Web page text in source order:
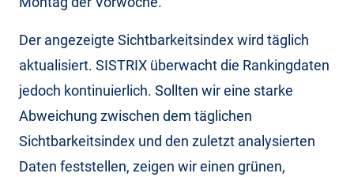
Der angezeigte Sichtbarkeitsindex wird täglich
aktualisiert. SISTRIX überwacht die Rankingdaten
jedoch kontinuierlich. Sollten wir eine starke
Abweichung zwischen dem täglichen
Sichtbarkeitsindex und den zuletzt analysierten
Daten feststellen, zeigen wir einen grünen,